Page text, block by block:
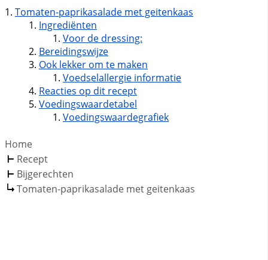
Tomaten-paprikasalade met geitenkaas
Ingrediënten
Voor de dressing:
Bereidingswijze
Ook lekker om te maken
Voedselallergie informatie
Reacties op dit recept
Voedingswaardetabel
Voedingswaardegrafiek
Home
Recept
Bijgerechten
Tomaten-paprikasalade met geitenkaas